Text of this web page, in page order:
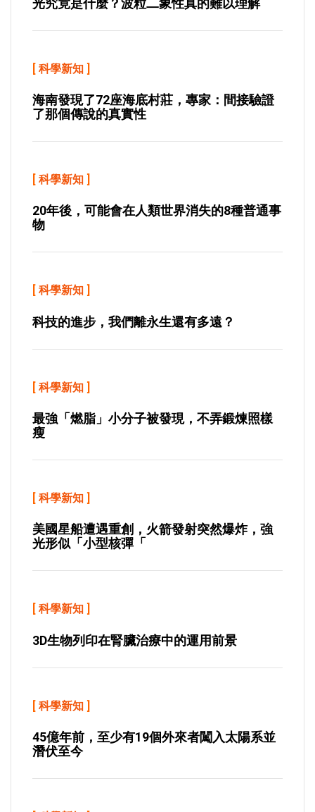
光究竟是什麼？波粒二象性真的難以理解
[ 科學新知 ]
海南發現了72座海底村莊，專家：間接驗證
了那個傳說的真實性
[ 科學新知 ]
20年後，可能會在人類世界消失的8種普通事
物
[ 科學新知 ]
科技的進步，我們離永生還有多遠？
[ 科學新知 ]
最強「燃脂」小分子被發現，不弄鍛煉照樣
瘦
[ 科學新知 ]
美國星船遭遇重創，火箭發射突然爆炸，強
光形似「小型核彈「
[ 科學新知 ]
3D生物列印在腎臟治療中的運用前景
[ 科學新知 ]
45億年前，至少有19個外來者闖入太陽系並
潛伏至今